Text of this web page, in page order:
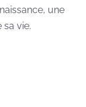
une
sa vie.